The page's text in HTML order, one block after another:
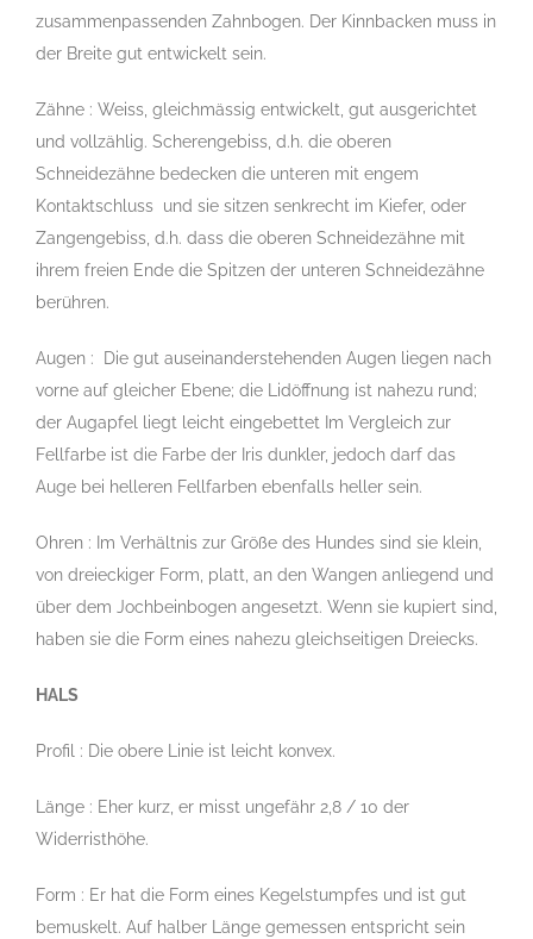
zusammenpassenden Zahnbogen. Der Kinnbacken muss in
der Breite gut entwickelt sein.
Zähne : Weiss, gleichmässig entwickelt, gut ausgerichtet
und vollzählig. Scherengebiss, d.h. die oberen
Schneidezähne bedecken die unteren mit engem
Kontaktschluss und sie sitzen senkrecht im Kiefer, oder
Zangengebiss, d.h. dass die oberen Schneidezähne mit
ihrem freien Ende die Spitzen der unteren Schneidezähne
berühren.
Augen : Die gut auseinanderstehenden Augen liegen nach
vorne auf gleicher Ebene; die Lidöffnung ist nahezu rund;
der Augapfel liegt leicht eingebettet Im Vergleich zur
Fellfarbe ist die Farbe der Iris dunkler, jedoch darf das
Auge bei helleren Fellfarben ebenfalls heller sein.
Ohren : Im Verhältnis zur Größe des Hundes sind sie klein,
von dreieckiger Form, platt, an den Wangen anliegend und
über dem Jochbeinbogen angesetzt. Wenn sie kupiert sind,
haben sie die Form eines nahezu gleichseitigen Dreiecks.
HALS
Profil : Die obere Linie ist leicht konvex.
Länge : Eher kurz, er misst ungefähr 2,8 / 10 der
Widerristhöhe.
Form : Er hat die Form eines Kegelstumpfes und ist gut
bemuskelt. Auf halber Länge gemessen entspricht sein